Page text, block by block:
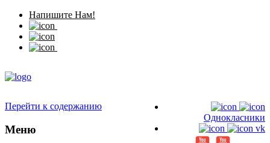
Напишите Нам!
Однокласники
vk
Перейти к содержанию
Меню